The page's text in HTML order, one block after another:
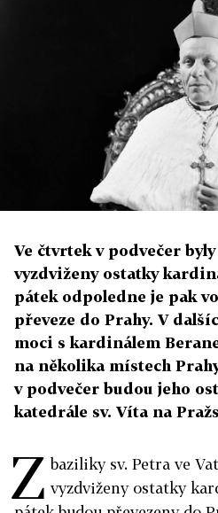
Ve čtvrtek v podvečer
vyzdviženy ostatky
pátek odpoledne je pak
převeze do Prahy. V
moci s kardinálem
na několika místech
v podvečer budou jeho
katedrále sv. Víta na
Z baziliky sv. Petra ve
vyzdviženy ostatky